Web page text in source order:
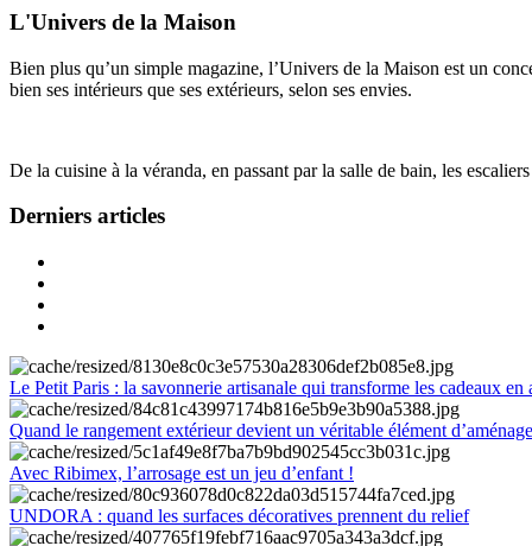
L'Univers de la Maison
Bien plus qu’un simple magazine, l’Univers de la Maison est un
bien ses intérieurs que ses extérieurs, selon ses envies.
De la cuisine à la véranda, en passant par la salle de bain, les
Derniers articles
Le Petit Paris : la savonnerie artisanale qui transforme les cadeaux en
Quand le rangement extérieur devient un véritable élément
Avec Ribimex, l’arrosage est un jeu d’enfant !
UNDORA : quand les surfaces décoratives prennent du relief